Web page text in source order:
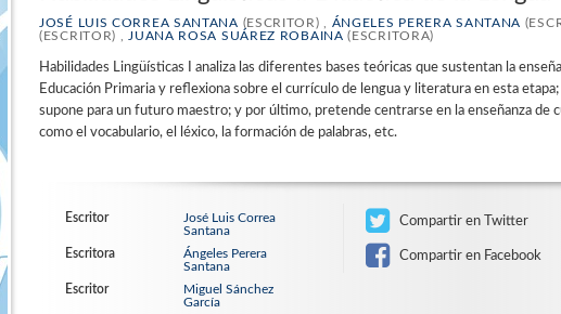
JOSÉ LUIS CORREA SANTANA (ESCRITOR) , ÁNGELES PERERA SANTANA
(ESCRITOR) ,
JUANA ROSA SUÁREZ ROBAINA (ESCRITORA)
Habilidades Lingüísticas I analiza las diferentes bases teóricas que sustentan la
Educación Primaria y reflexiona sobre el currículo de lengua y literatura en esta
supone para un futuro maestro; y por último, pretende centrarse en la enseñanza de
como el vocabulario, el léxico, la formación de palabras, etc.
Escritor
José Luis Correa
Santana
Escritora
Ángeles Perera
Santana
Escritor
Miguel Sánchez
García
Compartir en Twitter
Compartir en Facebook